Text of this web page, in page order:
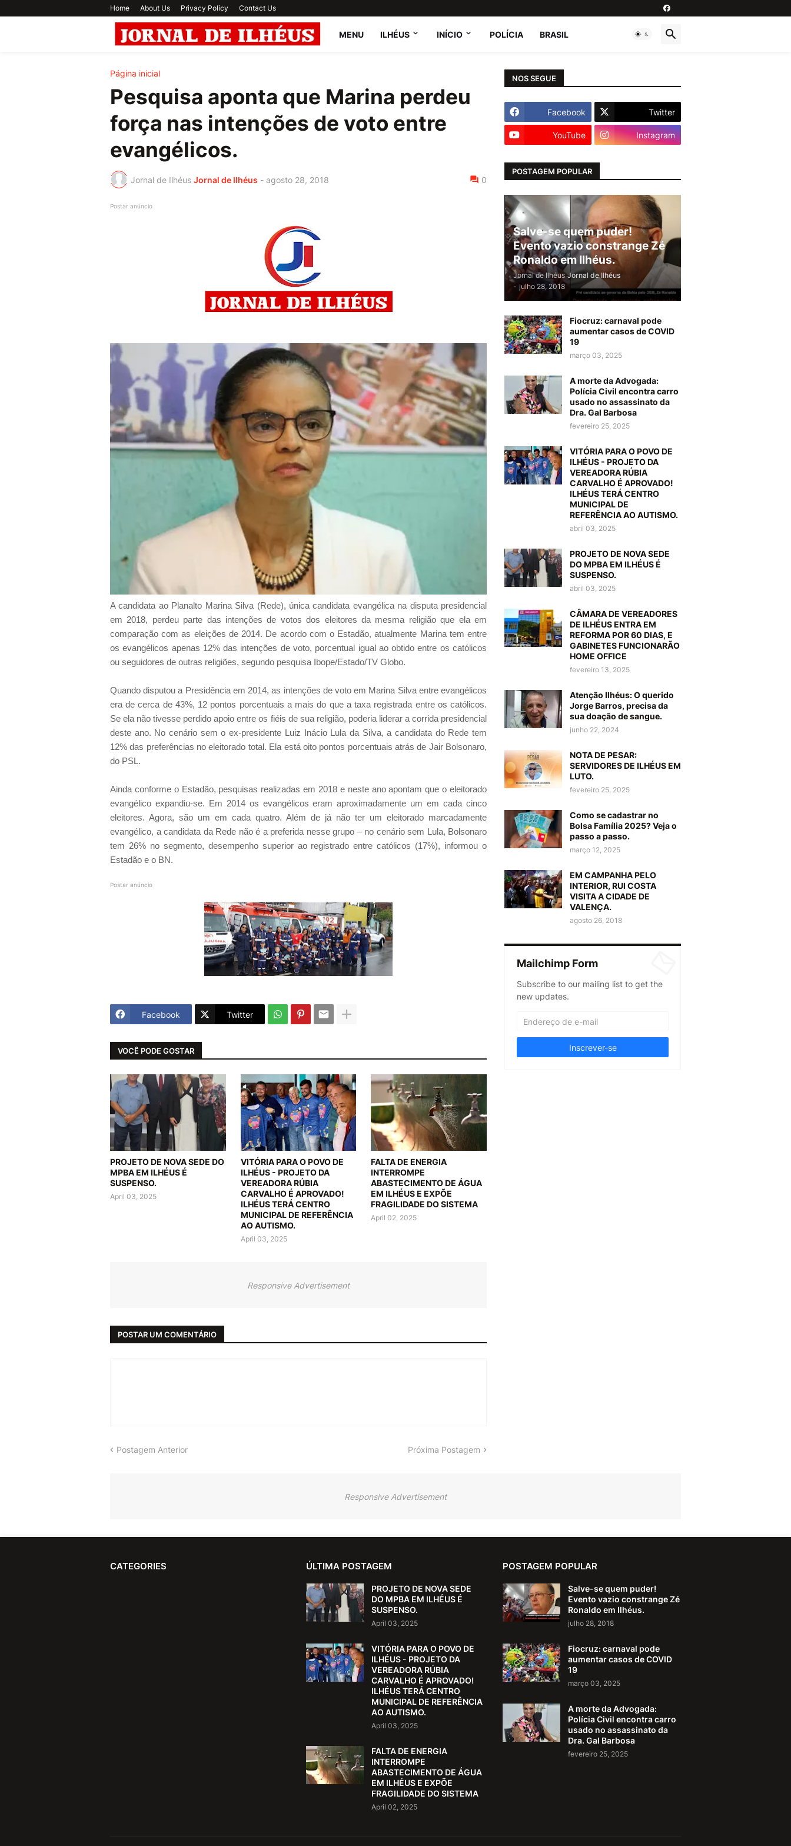
Home About Us Privacy Policy Contact Us
MENU ILHÉUS INÍCIO POLÍCIA BRASIL
Página inicial
Pesquisa aponta que Marina perdeu
força nas intenções de voto entre
evangélicos.
Jornal de Ilhéus Jornal de Ilhéus - agosto 28, 2018 0
Postar anúncio
A candidata ao Planalto Marina Silva (Rede), única candidata evangélica na disputa presidencial
em 2018, perdeu parte das intenções de votos dos eleitores da mesma religião que ela em
comparação com as eleições de 2014. De acordo com o Estadão, atualmente Marina tem entre
os evangélicos apenas 12% das intenções de voto, porcentual igual ao obtido entre os católicos
ou seguidores de outras religiões, segundo pesquisa Ibope/Estado/TV Globo.
Quando disputou a Presidência em 2014, as intenções de voto em Marina Silva entre evangélicos
era de cerca de 43%, 12 pontos porcentuais a mais do que a taxa registrada entre os católicos.
Se ela não tivesse perdido apoio entre os fiéis de sua religião, poderia liderar a corrida presidencial
deste ano. No cenário sem o ex-presidente Luiz Inácio Lula da Silva, a candidata do Rede tem
12% das preferências no eleitorado total. Ela está oito pontos porcentuais atrás de Jair Bolsonaro,
do PSL.
Ainda conforme o Estadão, pesquisas realizadas em 2018 e neste ano apontam que o eleitorado
evangélico expandiu-se. Em 2014 os evangélicos eram aproximadamente um em cada cinco
eleitores. Agora, são um em cada quatro. Além de já não ter um eleitorado marcadamente
evangélico, a candidata da Rede não é a preferida nesse grupo – no cenário sem Lula, Bolsonaro
tem 26% no segmento, desempenho superior ao registrado entre católicos (17%), informou o
Estadão e o BN.
Postar anúncio
Facebook Twitter
VOCÊ PODE GOSTAR
PROJETO DE NOVA SEDE DO
MPBA EM ILHÉUS É
SUSPENSO.
April 03, 2025
VITÓRIA PARA O POVO DE
ILHÉUS - PROJETO DA
VEREADORA RÚBIA
CARVALHO É APROVADO!
ILHÉUS TERÁ CENTRO
MUNICIPAL DE REFERÊNCIA
AO AUTISMO.
April 03, 2025
FALTA DE ENERGIA
INTERROMPE
ABASTECIMENTO DE ÁGUA
EM ILHÉUS E EXPÕE
FRAGILIDADE DO SISTEMA
April 02, 2025
Responsive Advertisement
POSTAR UM COMENTÁRIO
Postagem Anterior Próxima Postagem
NOS SEGUE
Facebook Twitter
YouTube Instagram
POSTAGEM POPULAR
Salve-se quem puder!
Evento vazio constrange Zé
Ronaldo em Ilhéus.
Jornal de Ilhéus Jornal de Ilhéus
- julho 28, 2018
Fiocruz: carnaval pode
aumentar casos de COVID
19
março 03, 2025
A morte da Advogada:
Polícia Civil encontra carro
usado no assassinato da
Dra. Gal Barbosa
fevereiro 25, 2025
VITÓRIA PARA O POVO DE
ILHÉUS - PROJETO DA
VEREADORA RÚBIA
CARVALHO É APROVADO!
ILHÉUS TERÁ CENTRO
MUNICIPAL DE
REFERÊNCIA AO AUTISMO.
abril 03, 2025
PROJETO DE NOVA SEDE
DO MPBA EM ILHÉUS É
SUSPENSO.
abril 03, 2025
CÂMARA DE VEREADORES
DE ILHÉUS ENTRA EM
REFORMA POR 60 DIAS, E
GABINETES FUNCIONARÃO
HOME OFFICE
fevereiro 13, 2025
Atenção Ilhéus: O querido
Jorge Barros, precisa da
sua doação de sangue.
junho 22, 2024
NOTA DE PESAR:
SERVIDORES DE ILHÉUS EM
LUTO.
fevereiro 25, 2025
Como se cadastrar no
Bolsa Família 2025? Veja o
passo a passo.
março 12, 2025
EM CAMPANHA PELO
INTERIOR, RUI COSTA
VISITA A CIDADE DE
VALENÇA.
agosto 26, 2018
Mailchimp Form
Subscribe to our mailing list to get the
new updates.
Responsive Advertisement
CATEGORIES ÚLTIMA POSTAGEM
PROJETO DE NOVA SEDE
DO MPBA EM ILHÉUS É
SUSPENSO.
April 03, 2025
VITÓRIA PARA O POVO DE
ILHÉUS - PROJETO DA
VEREADORA RÚBIA
CARVALHO É APROVADO!
ILHÉUS TERÁ CENTRO
MUNICIPAL DE REFERÊNCIA
AO AUTISMO.
April 03, 2025
FALTA DE ENERGIA
INTERROMPE
ABASTECIMENTO DE ÁGUA
EM ILHÉUS E EXPÕE
FRAGILIDADE DO SISTEMA
April 02, 2025
POSTAGEM POPULAR
Salve-se quem puder!
Evento vazio constrange Zé
Ronaldo em Ilhéus.
julho 28, 2018
Fiocruz: carnaval pode
aumentar casos de COVID
19
março 03, 2025
A morte da Advogada:
Polícia Civil encontra carro
usado no assassinato da
Dra. Gal Barbosa
fevereiro 25, 2025